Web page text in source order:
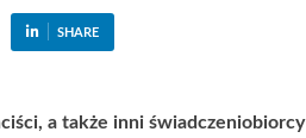
SHARE
a także inni świadczeniobiorcy